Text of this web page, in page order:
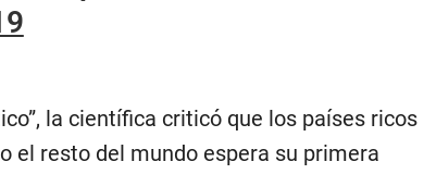
la científica criticó que los países ricos
el resto del mundo espera su primera